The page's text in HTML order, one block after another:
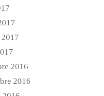
2016
2016